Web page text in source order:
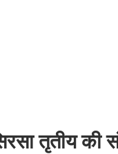
तृतीय की